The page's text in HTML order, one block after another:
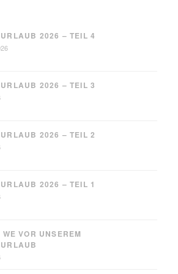
2026 – TEIL 4
2026 – TEIL 3
2026 – TEIL 2
2026 – TEIL 1
WE VOR UNSEREM